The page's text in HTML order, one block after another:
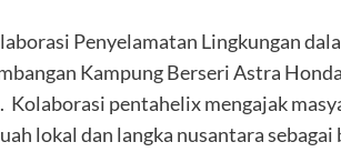
Penyelamatan Lingkungan
Kampung Berseri Astra
Kolaborasi pentahelix mengajak
lokal dan langka nusantara sebagai